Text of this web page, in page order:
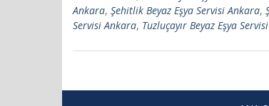
Ankara, Şehitlik Beyaz Eşya Servisi Ankara,
Servisi Ankara, Tuzluçayır Beyaz Eşya